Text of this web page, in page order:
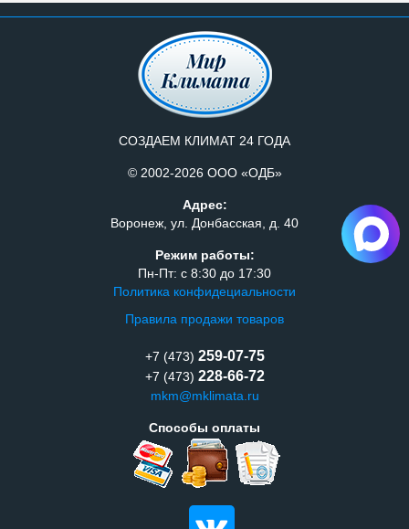
СОЗДАЕМ КЛИМАТ 24 ГОДА
© 2002-2026 ООО «ОДБ»
Адрес:
Воронеж, ул. Донбасская, д. 40
Режим работы:
Пн-Пт: с 8:30 до 17:30
Политика конфидециальности
Правила продажи товаров
+7 (473) 259-07-75
+7 (473) 228-66-72
mkm@mklimata.ru
Способы оплаты